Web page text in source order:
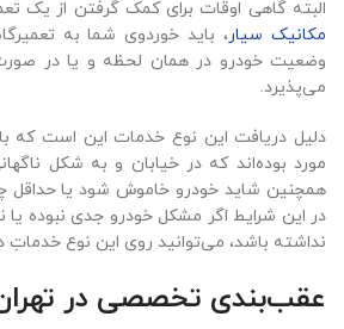
البته گاهی اوقات برای کمک گرفتن از یک
مکانیک سیار، باید خوردوی شما به
وضعیت خودرو در همان لحظه و یا در
می‌پذیرد.
دلیل دریافت این نوع خدمات این است که
مورد بوده‌اند که در خیابان و به شکل
همچنین شاید خودرو خاموش شود یا حداقل
در این شرایط اگر مشکل خودرو جدی نبوده
نداشته باشد، می‌توانید روی این نوع
عقب‌بندی تخصصی در